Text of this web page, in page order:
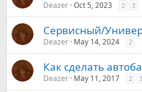
Deazer Oct 5, 2023 2 3
Сервисный/
Deazer May 14, 2024 2
Как сделать
Deazer May 11, 2017 2 3